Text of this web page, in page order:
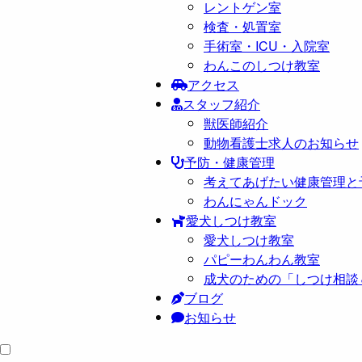
レントゲン室
検査・処置室
手術室・ICU・入院室
わんこのしつけ教室
アクセス
スタッフ紹介
獣医師紹介
動物看護士求人のお知らせ
予防・健康管理
考えてあげたい健康管理
わんにゃんドック
愛犬しつけ教室
愛犬しつけ教室
パピーわんわん教室
成犬のための「しつけ相談
ブログ
お知らせ